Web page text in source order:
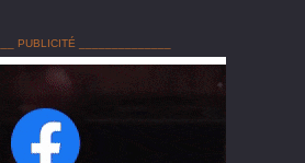
PUBLICITÉ ______________